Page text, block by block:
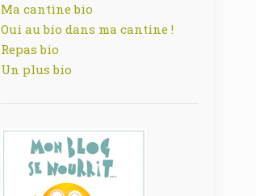
Ma cantine bio
Oui au bio dans ma cantine !
Repas bio
Un plus bio